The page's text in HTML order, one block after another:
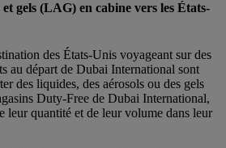
gels (LAG) en cabine vers les États-
des États-Unis voyageant sur des
au départ de Dubai International sont
des liquides, des aérosols ou des gels
Duty-Free de Dubai International,
leur quantité et de leur volume dans leur